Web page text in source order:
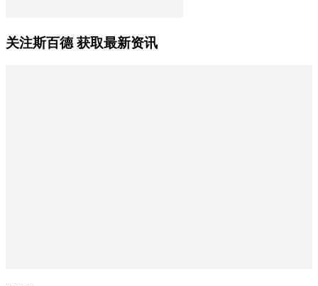
关注斯百德 获取最新资讯